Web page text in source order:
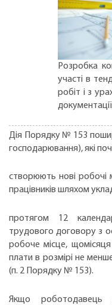
Розробка
участі в
робіт і з
Дія Порядку № 153
господарювання), які
створюють нові робочі
працівників шляхом
протягом 12
трудового договору з
робоче місце, щомісяця
плати в розмірі не
(п. 2 Порядку № 153).
Якщо роботодавець